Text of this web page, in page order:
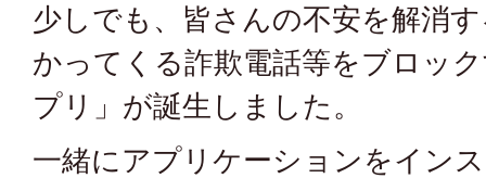
少しでも、皆さんの不安を解消
かってくる詐欺電話等をブロッ
プリ」が誕生しました。
一緒にアプリケーションをイン